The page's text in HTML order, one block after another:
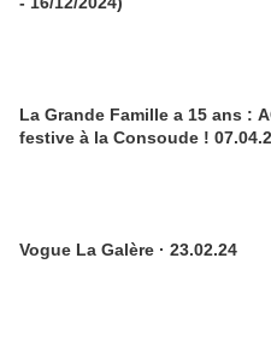
La Grande Famille a 15 ans :
festive à la Consoude !
Vogue La Galère · 23.02.24